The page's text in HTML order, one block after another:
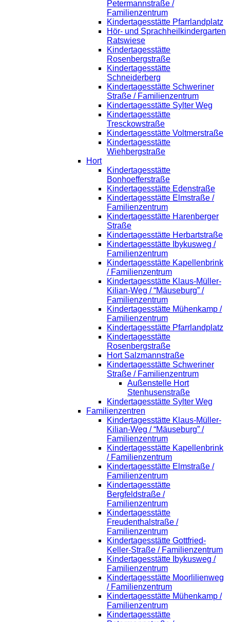
Petermannstraße /
Familienzentrum
Kindertagesstätte Pfarrlandplatz
Hör- und Sprachheilkindergarten
Ratswiese
Kindertagesstätte
Rosenbergstraße
Kindertagesstätte
Schneiderberg
Kindertagesstätte Schweriner
Straße / Familienzentrum
Kindertagesstätte Sylter Weg
Kindertagesstätte
Tresckowstraße
Kindertagesstätte Voltmerstraße
Kindertagesstätte
Wiehbergstraße
Hort
Kindertagesstätte
Bonhoefferstraße
Kindertagesstätte Edenstraße
Kindertagesstätte Elmstraße /
Familienzentrum
Kindertagesstätte Harenberger
Straße
Kindertagesstätte Herbartstraße
Kindertagesstätte Ibykusweg /
Familienzentrum
Kindertagesstätte Kapellenbrink
/ Familienzentrum
Kindertagesstätte Klaus-Müller-
Kilian-Weg / “Mäuseburg” /
Familienzentrum
Kindertagesstätte Mühenkamp /
Familienzentrum
Kindertagesstätte Pfarrlandplatz
Kindertagesstätte
Rosenbergstraße
Hort Salzmannstraße
Kindertagesstätte Schweriner
Straße / Familienzentrum
Außenstelle Hort
Stenhusenstraße
Kindertagesstätte Sylter Weg
Familienzentren
Kindertagesstätte Klaus-Müller-
Kilian-Weg / “Mäuseburg” /
Familienzentrum
Kindertagesstätte Kapellenbrink
/ Familienzentrum
Kindertagesstätte Elmstraße /
Familienzentrum
Kindertagesstätte
Bergfeldstraße /
Familienzentrum
Kindertagesstätte
Freudenthalstraße /
Familienzentrum
Kindertagesstätte Gottfried-
Keller-Straße / Familienzentrum
Kindertagesstätte Ibykusweg /
Familienzentrum
Kindertagesstätte Moorlilienweg
/ Familienzentrum
Kindertagesstätte Mühenkamp /
Familienzentrum
Kindertagesstätte